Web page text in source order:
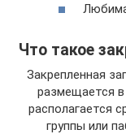
Что такое
Закрепленная
размещается
располагается
группы или